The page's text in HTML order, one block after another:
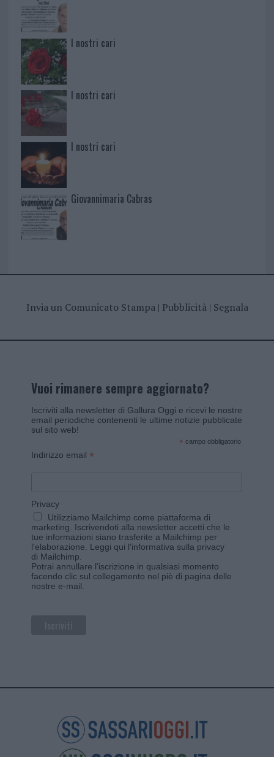
I nostri cari
I nostri cari
I nostri cari
Giovannimaria Cabras
Invia un Comunicato Stampa| Pubblicità| Segnala
Vuoi rimanere sempre aggiornato?
Iscriviti alla newsletter di Gallura Oggi e ricevi le nostre
email periodiche contenenti le ultime notizie pubblicate
sul sito web!
* campo obbligatorio
Indirizzo email *
Privacy
Utilizziamo Mailchimp come piattaforma di
marketing. Iscrivendoti alla newsletter accetti che le
tue informazioni siano trasferite a Mailchimp per
l'elaborazione. Leggi qui l'informativa sulla privacy
di Mailchimp
Potrai annullare l'iscrizione in qualsiasi momento
facendo clic sul collegamento nel piè di pagina delle
nostre e-mail.